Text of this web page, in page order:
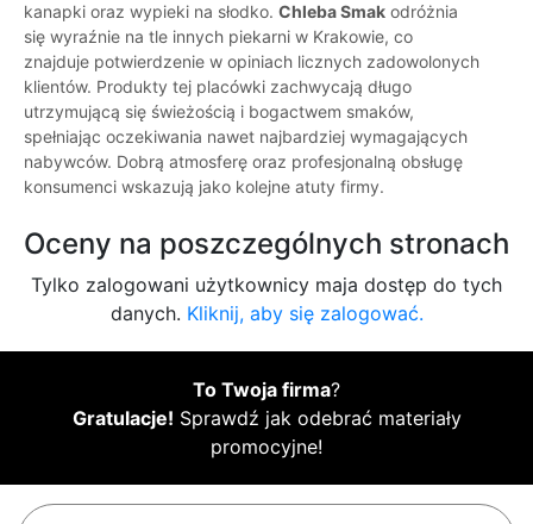
kanapki oraz wypieki na słodko. Chleba Smak odróżnia
się wyraźnie na tle innych piekarni w Krakowie, co
znajduje potwierdzenie w opiniach licznych zadowolonych
klientów. Produkty tej placówki zachwycają długo
utrzymującą się świeżością i bogactwem smaków,
spełniając oczekiwania nawet najbardziej wymagających
nabywców. Dobrą atmosferę oraz profesjonalną obsługę
konsumenci wskazują jako kolejne atuty firmy.
Oceny na poszczególnych stronach
Tylko zalogowani użytkownicy maja dostęp do tych
danych. Kliknij, aby się zalogować.
To Twoja firma?
Gratulacje! Sprawdź jak odebrać materiały
promocyjne!